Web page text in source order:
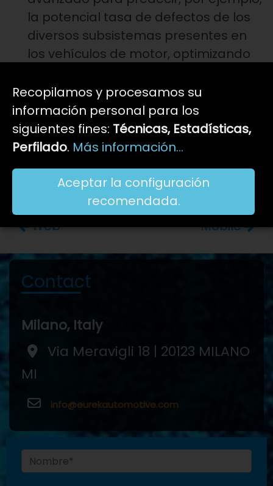
la potencial tasa de defectos de los
diversos subsistemas presentes en
los vehículos de motor, optimizando
Estas competencias y las aplicaciones
desarrolladas están a la entera
disposición de nuestros clientes, tanto a
través de la consultoría estratégica
como mediante la implementación
inmediata de soluciones de software.
Web
Mobile
Contact
Milano, Italy
Via Meravigli 18 | 20123 MILANO
MI
info@eurekautomotive.com
Recopilamos y procesamos su
información personal para los
siguientes fines: Técnicas, Estadísticas,
Perfilado. Más información...
Aceptar la configuración
recomendada.